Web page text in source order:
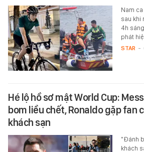
Nam
sau khi
4h
phát
STAR -
Hé lộ hồ sơ mật World Cup:
bom liều chết, Ronaldo gặp fan
khách sạn
"Đánh
khách